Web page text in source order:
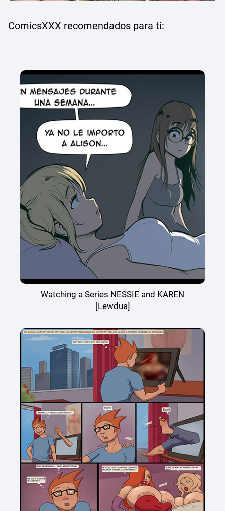
ComicsXXX recomendados para ti:
Watching a Series NESSIE and KAREN
[Lewdua]